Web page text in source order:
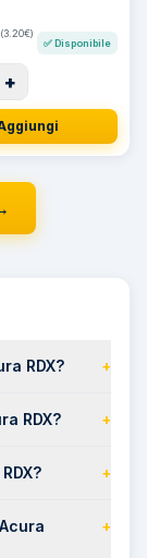
✅Disponibile
+
RDX? +
RDX? +
+
+